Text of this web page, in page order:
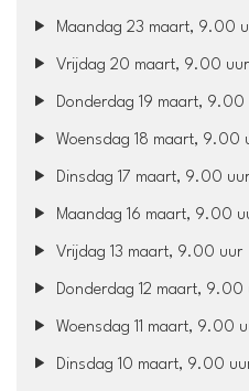
Maandag 23 maart, 9.00
Vrijdag 20 maart, 9.00 uur
Donderdag 19 maart, 9.00
Woensdag 18 maart, 9.00
Dinsdag 17 maart, 9.00 uur
Maandag 16 maart, 9.00
Vrijdag 13 maart, 9.00 uur
Donderdag 12 maart, 9.00
Woensdag 11 maart, 9.00
Dinsdag 10 maart, 9.00